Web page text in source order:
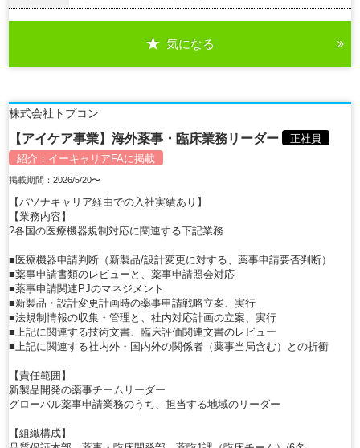
気になる
株式会社トプコン
【アイケア事業】海外薬事・臨床業務リーダー
正社員
紹介： イーキャリアFAに掲載
掲載期間：2026/5/20〜
【パソナキャリア経由での入社実績あり】
【業務内容】
?各国の医療機器規制対応に関連する下記業務
■医療機器申請判断（新製品/設計変更に対する、薬事申請要否判断）
■薬事申請書類のレビューと、薬事申請照会対応
■薬事申請関連PJのマネジメント
■新製品・設計変更計画時の薬事申請戦略立案、実行
■法規制情報の収集・管理と、社内対応計画の立案、実行
■上記に関連する技術文書、臨床評価関連文書のレビュー
■上記に関連する社内外・国内外の関係者（薬事当局含む）との折衝
【責任範囲】
新製品開発の薬事チームリーダー
グローバル薬事申請業務のうち、担当する地域のリーダー
【組織構成】